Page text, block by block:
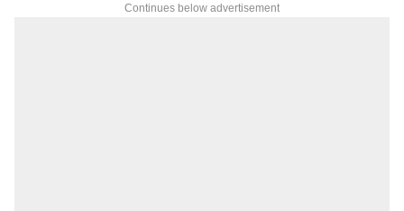
Continues below advertisement